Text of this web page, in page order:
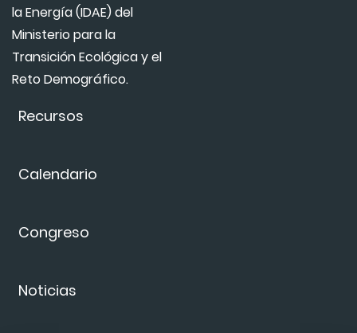
Recursos
Calendario
Congreso
Noticias
la Energía (IDAE) del
Ministerio para la
Transición Ecológica y el
Reto Demográfico.